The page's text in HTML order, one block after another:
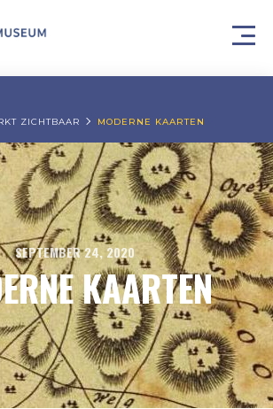
ZICHTBAAR MODERNE KAARTEN
SEPTEMBER 24, 2020
KAARTEN